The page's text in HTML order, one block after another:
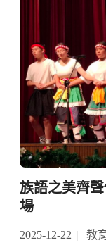
族語之美齊
場
2025-12-22 教